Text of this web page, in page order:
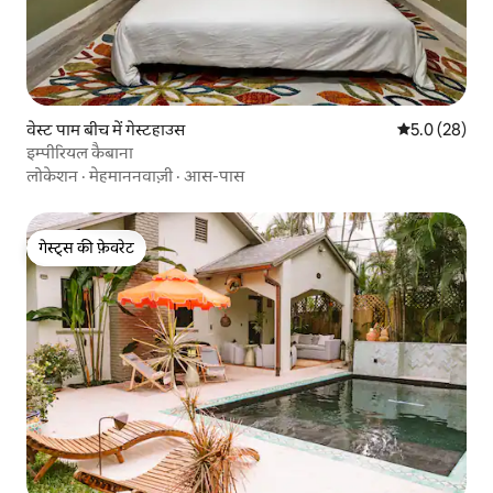
वेस्ट पाम बीच में गेस्टहाउस औसत रेटिंग 5
5.0 (28)
इम्पीरियल कैबाना
लोकेशन ·मेहमाननवाज़ी · आस-पास
गेस्ट्स की फ़ेवरेट
गेस्ट्स की फ़ेवरेट